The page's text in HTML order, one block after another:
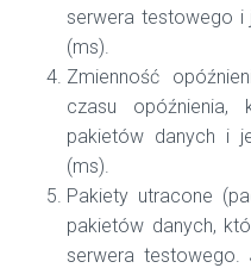
serwera testowego i
(ms).
Zmienność
czasu opóźnienia,
pakietów danych i
(ms).
Pakiety utracone
pakietów danych,
serwera